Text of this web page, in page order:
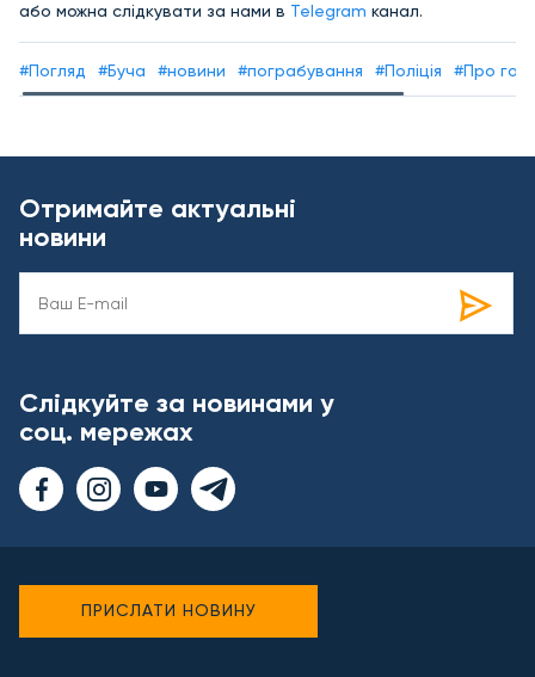
або можна слідкувати за нами в Telegram канал.
#Погляд #Буча #новини #пограбування #Поліція #Про
Отримайте актуальні
новини
Слідкуйте за новинами у
соц. мережах
ПРИСЛАТИ НОВИНУ